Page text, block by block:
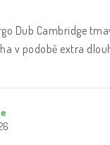
Dub Cambridge
v podobě extra